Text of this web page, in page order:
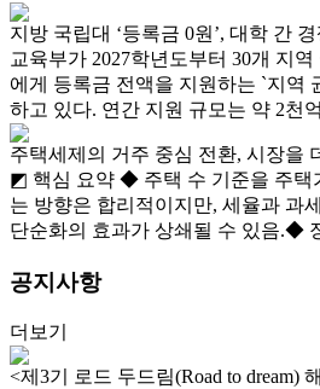
지방 국립대 ‘등록금 0원’, 대학 간
교육부가 2027학년도부터 30개 지
에게 등록금 전액을 지원하는 `지역
하고 있다. 연간 지원 규모는 약 2천
주택세제의 거주 중심 전환, 시장을
◩ 핵심 요약 ◆ 주택 수 기준을 주택
는 방향은 합리적이지만, 세율과 과
단순화의 효과가 상쇄될 수 있음.◆
공지사항
더보기
<제3기 로드 두드림(Road to dream)